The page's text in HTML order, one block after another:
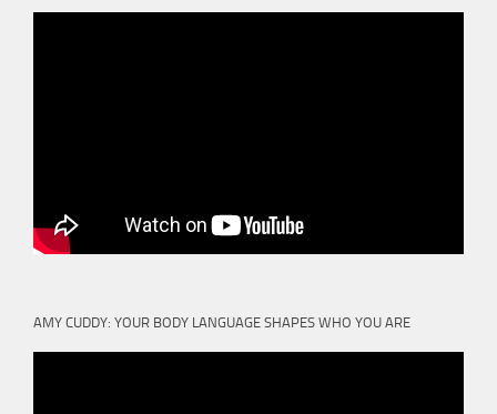
AMY CUDDY: YOUR BODY LANGUAGE SHAPES WHO YOU ARE